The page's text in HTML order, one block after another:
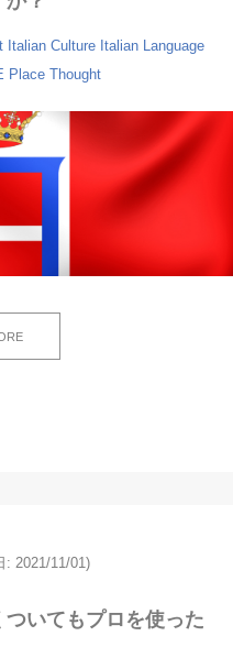
Italian Culture Italian Language
Place Thought
: 2021/11/01)
いてもプロを使った